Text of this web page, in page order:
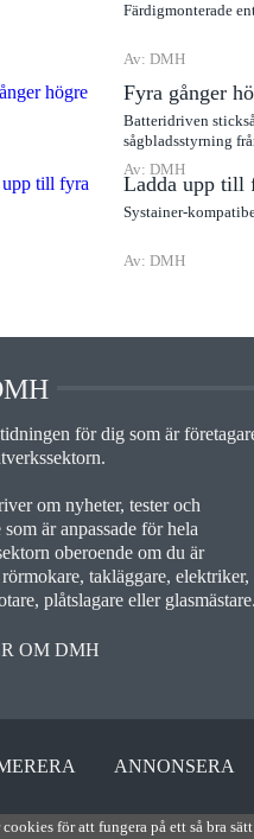
Färdigmonterade
Av: DMH
Fyra gånger
Batteridriven
sågbladsstyrning
Av: DMH
Ladda upp till
Systainer-
Av: DMH
för dig som är
om nyheter, tester och
som är anpassade för hela
oberoende om du är
takläggare, elektriker,
plåtslagare eller glasmästare.
OM DMH
ANNONSERA
för att fungera på ett så bra